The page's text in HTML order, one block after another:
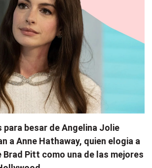
para besar de Angelina Jolie
a Anne Hathaway, quien elogia a
Brad Pitt como una de las mejores